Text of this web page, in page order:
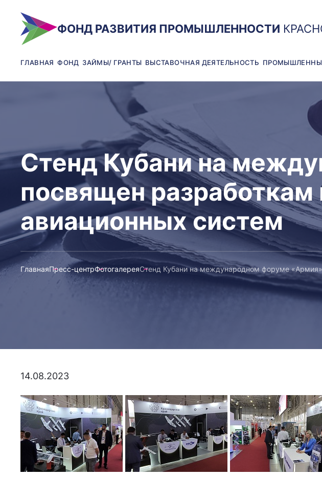
ФОНД РАЗВИТИЯ ПРОМЫШЛЕННОСТИ
ГЛАВНАЯ ФОНД ЗАЙМЫ/ ГРАНТЫ ВЫСТАВОЧНАЯ ДЕЯТЕЛЬНОСТЬ
Стенд Кубани на
посвящен
авиационных систем
ГлавнаяПресс-центрФотогалереяСтенд Кубани на международном форуме
14.08.2023